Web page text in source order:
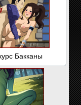
Бакканы